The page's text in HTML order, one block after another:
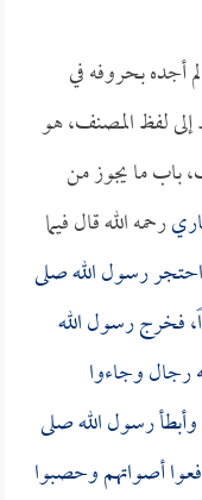
أجده بحروفه في
لفظ المصنف، هو
باب ما يجوز من
رحمه الله قال فيما
احتجر رسول الله صلى
فخرج رسول الله
رجال وجاءوا
رسول الله صلى
أصواتهم وحصبوا